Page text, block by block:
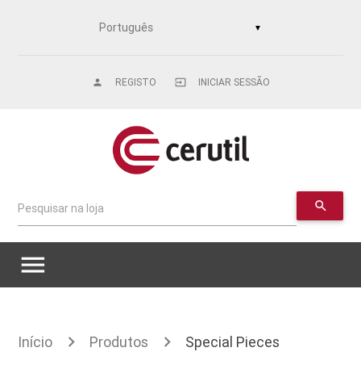
▼
REGISTO
person INICIAR SESSÃO
input
Pesquisar na loja search
menu
Início Produtos Special Pieces